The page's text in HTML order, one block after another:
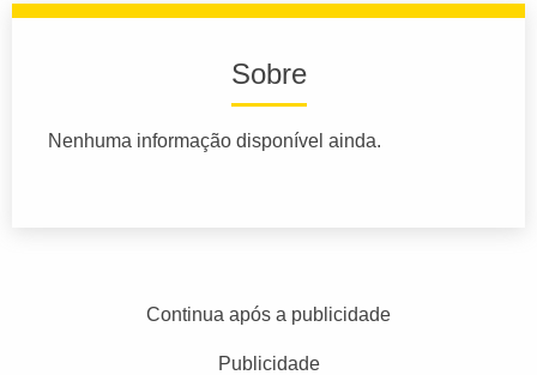
Sobre
Nenhuma informação disponível ainda.
Continua após a publicidade
Publicidade